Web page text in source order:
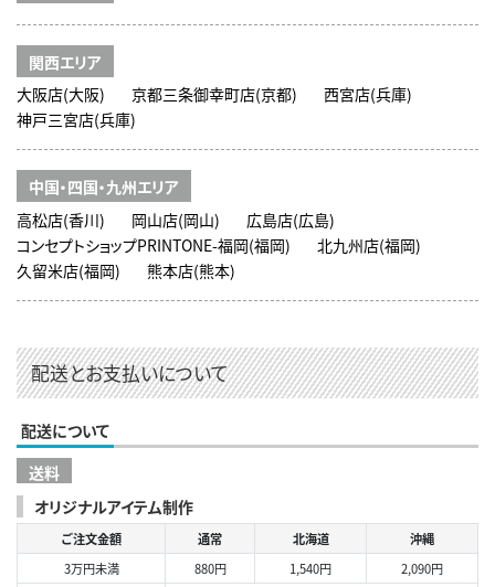
関西エリア
大阪店(大阪)
京都三条御幸町店(京都)
西宮店(兵庫)
神戸三宮店(兵庫)
中国・四国・九州エリア
高松店(香川)
岡山店(岡山)
広島店(広島)
コンセプトショップPRINTONE-福岡(福岡)
北九州店(福岡)
久留米店(福岡)
熊本店(熊本)
配送とお支払いについて
配送について
送料
オリジナルアイテム制作
ご注文金額 通常 北海道
沖縄
3万円未満
880円 1,540円
2,090円